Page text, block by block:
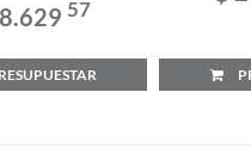
57